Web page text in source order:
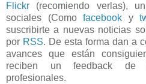
Flickr (recomiendo verlas),
sociales (Como facebook y
suscribirte a nuevas noticias
por RSS. De esta forma dan a
avances que están
reciben un feedback de
profesionales.